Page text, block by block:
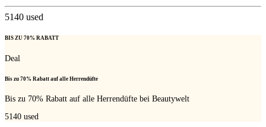
5140 used
BIS ZU 70% RABATT
Deal
Bis zu 70% Rabatt auf alle Herrendüfte
Bis zu 70% Rabatt auf alle Herrendüfte bei Beautywelt
5140 used